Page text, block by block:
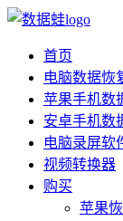
首页
电脑数据恢
苹果手机数
安卓手机数
电脑录屏软
视频转换器
购买
苹果